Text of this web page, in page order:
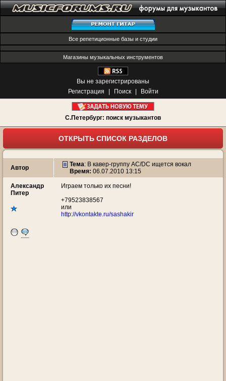
Все репетиционные базы и студии
Магазины музыкальных инструментов
Вы не зарегистрированы
Регистрация
Поиск Войти
С.Петербург: поиск музыкантов
ОТКРЫТЬ СПИСОК РАЗДЕЛОВ
Автор Тема: В кавер-группу AC/DC ищется вокал
Время: 06.07.2010 13:15
Александр
Питер
Играем только их песни!
+79523838567
или
http://vkontakte.ru/sashakir